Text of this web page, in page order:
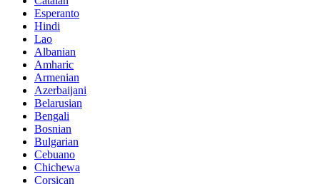
Esperanto
Hindi
Lao
Albanian
Amharic
Armenian
Azerbaijani
Belarusian
Bengali
Bosnian
Bulgarian
Cebuano
Chichewa
Corsican